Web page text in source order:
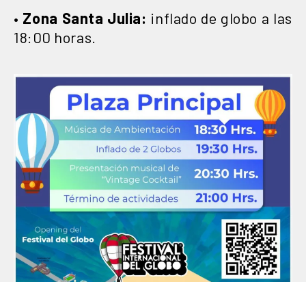
• Zona Santa Julia: inflado de globo a las
18:00 horas.